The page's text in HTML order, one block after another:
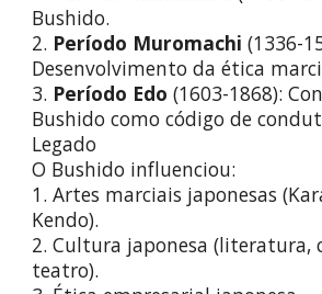
Bushido.
2. Período Muromachi(1336-
Desenvolvimento da ética
3. Período Edo (1603-1868):
Bushido como código de
Legado
O Bushido influenciou:
1. Artes marciais japonesas
Kendo).
2. Cultura japonesa (literatura,
teatro).